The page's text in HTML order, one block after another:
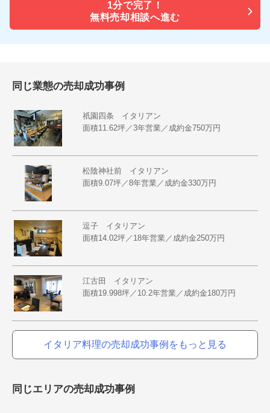
1分で完了！
無料売却相談へ進む
同じ業態の売却成功事例
祇園四条 イタリアン
面積11.62坪／3年営業／成約金750万円
松陰神社前 イタリアン
面積9.07坪／8年営業／成約金330万円
逗子 イタリアン
面積14.02坪／18年営業／成約金250万円
江古田 イタリアン
面積19.998坪／10.2年営業／成約金180万円
イタリア料理の売却成功事例をもっと見る
同じエリアの売却成功事例